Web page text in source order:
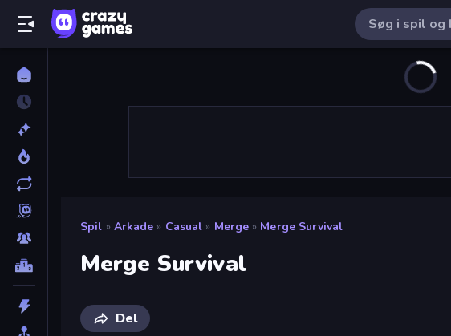
Spil » Arkade » Casual » Merge » Merge Survival
Merge Survival
Del